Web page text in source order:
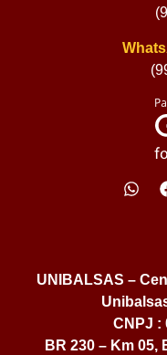
UNIBALSAS –
CNPJ :
BR 230 – Km 05,